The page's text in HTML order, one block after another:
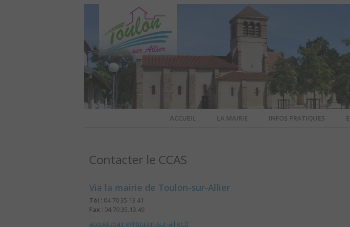
TOULON-
OFFICIEL
ACCUEIL LA MAIRIE INFOS PRATIQUES
Contacter le CCAS
Via la mairie de Toulon-sur-Allier
Tél : 04 70 35 13 41
Fax : 04.70.35.13.49
accueil.mairie@toulon-sur-allier.fr